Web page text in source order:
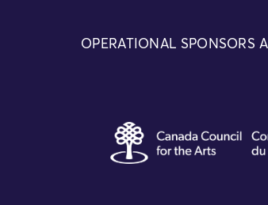
OPERATIONAL SPONSORS